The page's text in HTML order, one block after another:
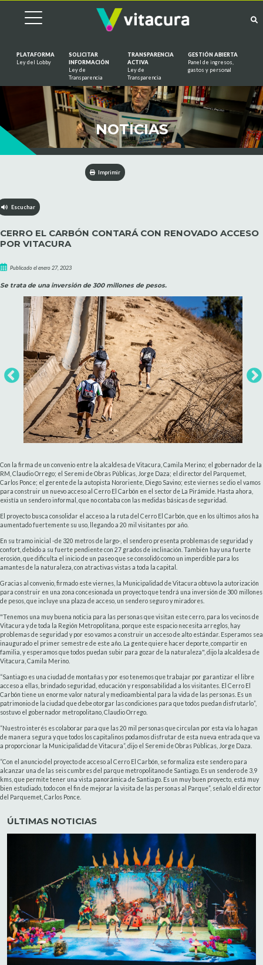
PLATAFORMA
Ley del Lobby
SOLICITAR
INFORMACIÓN
Ley de
Transparencia
TRANSPARENCIA
ACTIVA
Ley de
Transparencia
GESTIÓN ABIERTA
Panel de ingresos,
gastos y personal
NOTICIAS
Imprimir
Escuchar
CERRO EL CARBÓN CONTARÁ CON RENOVADO ACCESO
POR VITACURA
Publicado el enero 27, 2023
Se trata de una inversión de 300 millones de pesos.
Con la firma de un convenio entre la alcaldesa de Vitacura, Camila Merino; el gobernador de la
RM, Claudio Orrego; el Seremi de Obras Públicas, Jorge Daza; el director del Parquemet,
Carlos Ponce; el gerente de la autopista Nororiente, Diego Savino; este viernes se dio el vamos
para construir un nuevo acceso al Cerro El Carbón en el sector de La Pirámide. Hasta ahora,
existía un sendero informal, que no contaba con las medidas básicas de seguridad.
El proyecto busca consolidar el acceso a la ruta del Cerro El Carbón, que en los últimos años ha
aumentado fuertemente su uso, llegando a 20 mil visitantes por año.
En su tramo inicial -de 320 metros de largo-, el sendero presenta problemas de seguridad y
confort, debido a su fuerte pendiente con 27 grados de inclinación. También hay una fuerte
erosión, que dificulta el inicio de un paseo que se consolidó como un imperdible para los
amantes de la naturaleza, con atractivas vistas a toda la capital.
Gracias al convenio, firmado este viernes, la Municipalidad de Vitacura obtuvo la autorización
para construir en una zona concesionada un proyecto que tendrá una inversión de 300 millones
de pesos, que incluye una plaza de acceso, un sendero seguro y miradores.
"Tenemos una muy buena noticia para las personas que visitan este cerro, para los vecinos de
Vitacura y de toda la Región Metropolitana, porque este espacio necesita arreglos, hay
problemas de seguridad y por eso vamos a construir un acceso de alto estándar. Esperamos sea
inaugurado el primer semestre de este año. La gente quiere hacer deporte, compartir en
familia, y esperamos que todos puedan subir para gozar de la naturaleza", dijo la alcaldesa de
Vitacura, Camila Merino.
“Santiago es una ciudad de montañas y por eso tenemos que trabajar por garantizar el libre
acceso a ellas, brindado seguridad, educación y responsabilidad a los visitantes. El Cerro El
Carbón tiene un enorme valor natural y medioambiental para la vida de las personas. Es un
patrimonio de la ciudad que debe otorgar las condiciones para que todos puedan disfrutarlo”,
sostuvo el gobernador metropolitano, Claudio Orrego.
“Nuestro interés es colaborar para que las 20 mil personas que circulan por esta vía lo hagan
de manera segura y que todos los capitalinos podamos disfrutar de esta nueva entrada que va
a proporcionar la Municipalidad de Vitacura”, dijo el Seremi de Obras Públicas, Jorge Daza.
“Con el anuncio del proyecto de acceso al Cerro El Carbón, se formaliza este sendero para
alcanzar una de las seis cumbres del parque metropolitano de Santiago. Es un sendero de 3,9
kms, que permite tener una vista panorámica de Santiago. Es un muy buen proyecto, está muy
bien estudiado, todo con el fin de mejorar la visita de las personas al Parque”, señaló el director
del Parquemet, Carlos Ponce.
ÚLTIMAS NOTICIAS